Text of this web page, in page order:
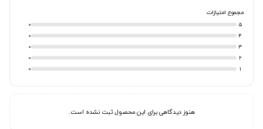
مجموع امتیازات
5
0
4
0
3
0
2
0
1
0
هنوز دیدگاهی برای این محصول ثبت نشده است.